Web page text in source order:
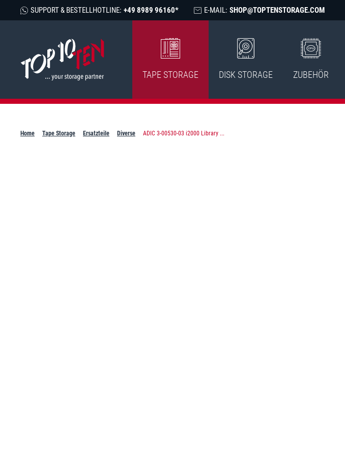
SUPPORT & BESTELLHOTLINE: +49 8989 96160* E-MAIL: SHOP@TOPTENSTORAGE.COM
TAPE STORAGE DISK STORAGE ZUBEHÖR
Home Tape Storage Ersatzteile Diverse ADIC 3-00530-03 i2000 Library ...